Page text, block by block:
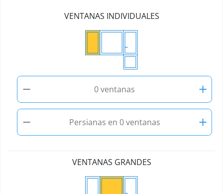
VENTANAS INDIVIDUALES
− 0 ventanas
+
−
Persianas en 0 ventanas +
VENTANAS GRANDES